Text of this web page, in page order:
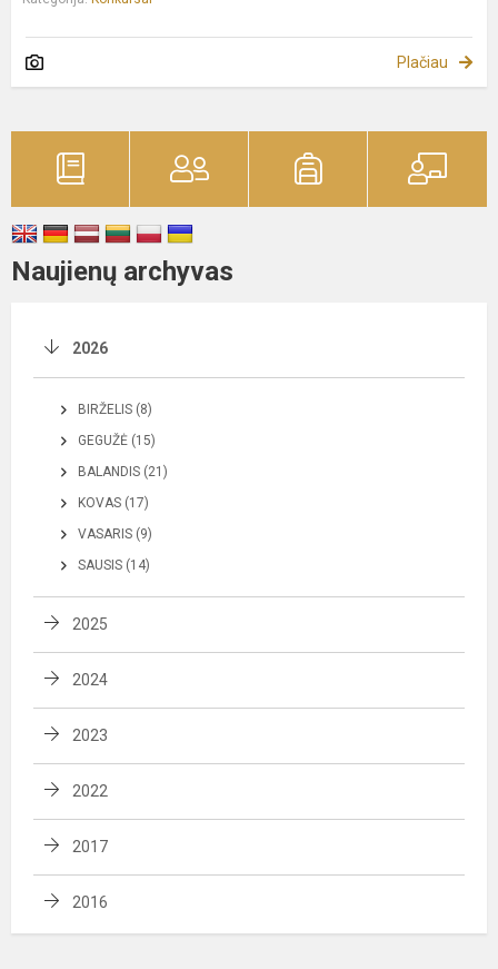
Plačiau
Naujienų archyvas
2026
BIRŽELIS (8)
GEGUŽĖ (15)
BALANDIS (21)
KOVAS (17)
VASARIS (9)
SAUSIS (14)
2025
2024
2023
2022
2017
2016